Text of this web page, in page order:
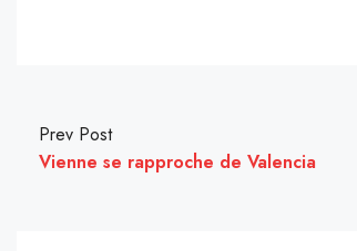
Prev Post
Vienne se rapproche de Valencia